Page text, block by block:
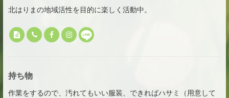
北はりまの地域活性を目的に楽しく活動中。
持ち物
作業をするので、汚れてもいい服装、できればハサミ（用意して